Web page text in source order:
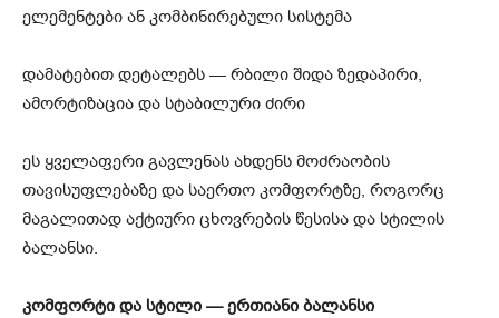
ელემენტები ან კომბინირებული სისტემა
დამატებით დეტალებს — რბილი შიდა ზედაპირი,
ამორტიზაცია და სტაბილური ძირი
ეს ყველაფერი გავლენას ახდენს მოძრაობის
თავისუფლებაზე და საერთო კომფორტზე, როგორც
მაგალითად აქტიური ცხოვრების წესისა და სტილის
ბალანსი.
კომფორტი და სტილი — ერთიანი ბალანსი